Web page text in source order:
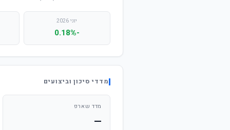
יוני 2026
-0.18%
מדדי סיכון וביצועים
מדד שארפ
—